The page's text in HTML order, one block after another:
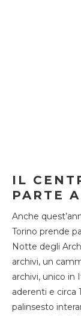
IL
PARTE
Anche
Torino prende
Notte degli
archivi, un
archivi, unico in
aderenti e circa
palinsesto